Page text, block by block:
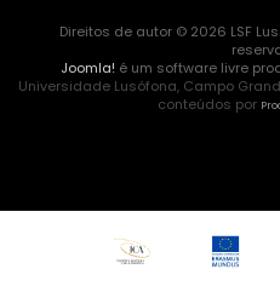
Direitos de autor © 2026 LSF
Joomla! é um software livre
Universidade Lusófona, Campo
conteúdos por